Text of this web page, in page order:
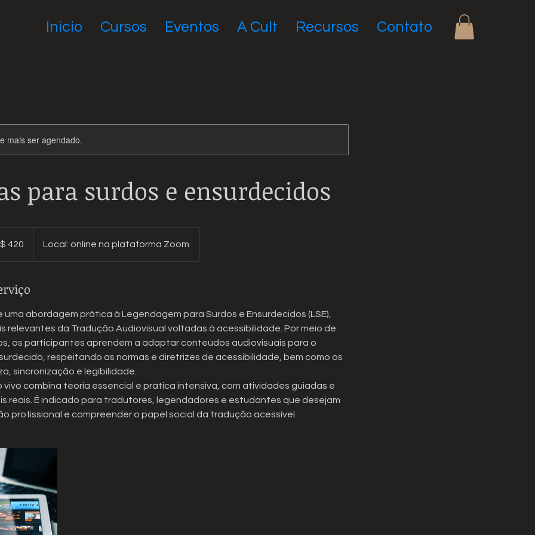
Início Cursos Eventos A Cult Recursos Contato
mais ser agendado.
para surdos e ensurdecidos
420 Local: online na plataforma Zoom
abordagem prática à Legendagem para Surdos e Ensurdecidos (LSE),
relevantes da Tradução Audiovisual voltadas à acessibilidade. Por meio de
os participantes aprendem a adaptar conteúdos audiovisuais para o
respeitando as normas e diretrizes de acessibilidade, bem como os
sincronização e legibilidade.
vivo combina teoria essencial e prática intensiva, com atividades guiadas e
reais. É indicado para tradutores, legendadores e estudantes que desejam
profissional e compreender o papel social da tradução acessível.